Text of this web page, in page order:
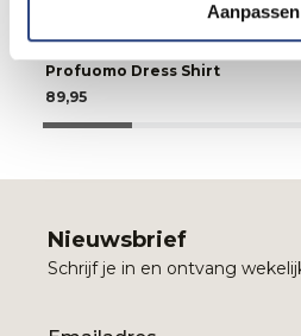
Aanpassen
2 halen 1 betalen
Profuomo Dress Shirt
89,95
Nieuwsbrief
Schrijf je in en ontvang